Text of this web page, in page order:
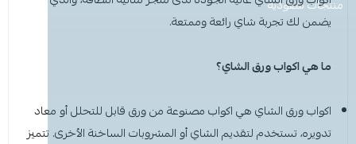
معطر جو
قبعة الشيف
قصدير ورول تغليف
الاكواب
مكنسة يد
منشفه مايكروفايبر
منظفات اليدين
معطر جو
مزاز واعواد تحريك
عرض الكل
غطاء راس
ادوات عناية
شامبو
شامبو اطفال
عرض الكل
منتجات سعودية
يضمن لك تجربة شاي رائعة وممتعة.
ما هي اكواب ورق الشاي؟
اكواب ورق الشايهي اكواب مصنوعة من ورق قابل للتحلل أو معاد
تدويره، تستخدم لتقديم الشاي أو المشروبات الساخنة الأخرى. تتميز